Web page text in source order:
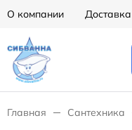
О компании
Главная Сантехника